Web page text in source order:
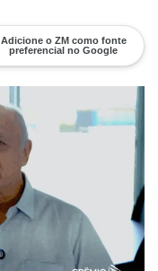
Adicione o ZM como fonte
preferencial no Google